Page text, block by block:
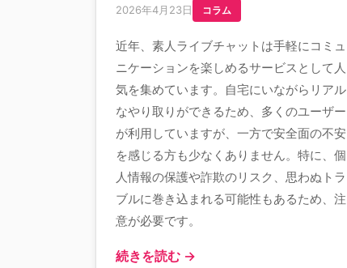
2026年4月23日 コラム
近年、素人ライブチャットは手軽にコミュ
ニケーションを楽しめるサービスとして人
気を集めています。自宅にいながらリアル
なやり取りができるため、多くのユーザー
が利用していますが、一方で安全面の不安
を感じる方も少なくありません。特に、個
人情報の保護や詐欺のリスク、思わぬトラ
ブルに巻き込まれる可能性もあるため、注
意が必要です。
続きを読む →